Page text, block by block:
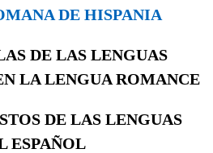
DE HISPANIA
DE LAS LENGUAS
LA LENGUA ROMANCE
DE LAS LENGUAS
ESPAÑOL